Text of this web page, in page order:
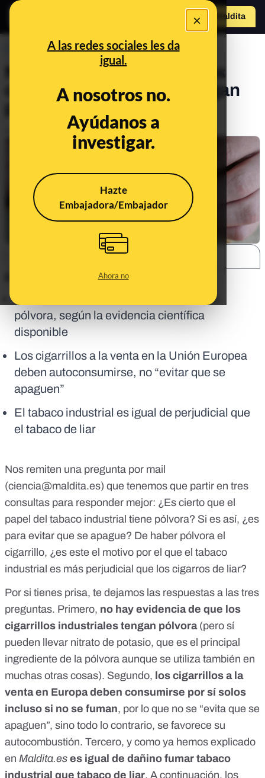
×
A las redes sociales les da
igual.
A nosotros no.
Ayúdanos a
investigar.
Hazte
Embajadora/Embajador
Ahora no
Hazte Maldito
a
PREBUNKING
No hay evidencia de que los
cigarrillos industriales tengan
pólvora
Mar 29, 2023, 9:14:00 AM
Los cigarrillos industriales no contienen
pólvora, según la evidencia científica
disponible
Los cigarrillos a la venta en la Unión Europea
deben autoconsumirse, no “evitar que se
apaguen”
El tabaco industrial es igual de perjudicial que
el tabaco de liar
Nos remiten una pregunta por mail
(ciencia@maldita.es) que tenemos que partir en tres
consultas para responder mejor: ¿Es cierto que el
papel del tabaco industrial tiene pólvora? Si es así, ¿es
para evitar que se apague? De haber pólvora el
cigarrillo, ¿es este el motivo por el que el tabaco
industrial es más perjudicial que los cigarros de liar?
Por si tienes prisa, te dejamos las respuestas a las tres
preguntas. Primero, no hay evidencia de que los
cigarrillos industriales tengan pólvora (pero sí
pueden llevar nitrato de potasio, que es el principal
ingrediente de la pólvora aunque se utiliza también en
muchas otras cosas). Segundo, los cigarrillos a la
venta en Europa deben consumirse por sí solos
incluso si no se fuman, por lo que no se “evita que se
apaguen”, sino todo lo contrario, se favorece su
autocombustión. Tercero, y como ya hemos explicado
en Maldita.es es igual de dañino fumar tabaco
industrial que tabaco de liar. A continuación, los